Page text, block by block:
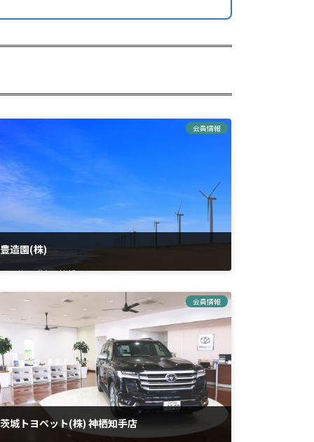
会員情報
豊造園(株)
その他の『会員情報』
会員情報
茨城トヨペット(株) 神栖知手店